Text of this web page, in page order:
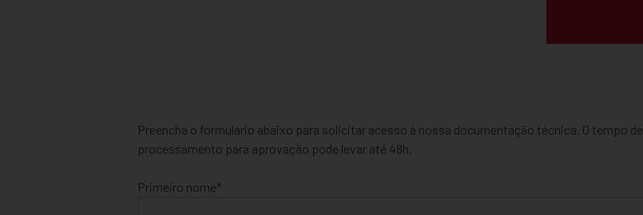
Preencha o formulário abaixo para solicitar acesso à nossa documentação técnica. O tempo de
processamento para aprovação pode levar até 48h.
Primeiro nome